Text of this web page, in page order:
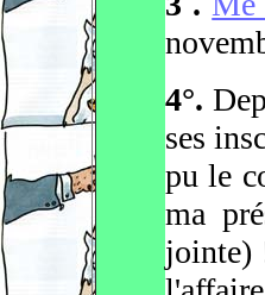
4°.
ses
pu le
ma
jointe)